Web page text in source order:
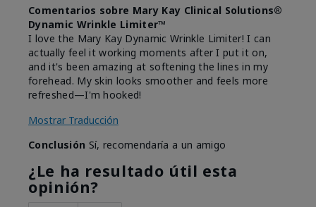
Comentarios sobre Mary Kay Clinical Solutions®
Dynamic Wrinkle Limiter™
I love the Mary Kay Dynamic Wrinkle Limiter! I can
actually feel it working moments after I put it on,
and it's been amazing at softening the lines in my
forehead. My skin looks smoother and feels more
refreshed—I'm hooked!
Mostrar Traducción
Conclusión Sí, recomendaría a un amigo
¿Le ha resultado útil esta
opinión?